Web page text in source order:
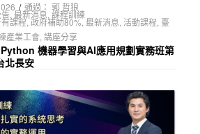
/ 通過： 郭 哲狼
,最新消息, 課程訓練
課程,政府補助80%,最新消息, 活動課程, 臺
產業工會, 講座分享
機器學習與AI應用規劃實務班第
北長安